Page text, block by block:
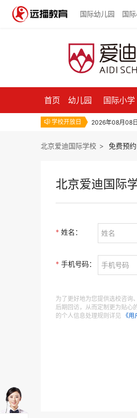
国际幼儿园 国
首页 幼儿园 国际小学
 学校开放日
2026年08月08
北京爱迪国际学校 > 免费预约
北京爱迪国际
* 姓名：
* 手机号码：
为了更好地为您提供选校咨询
后期回访，从而定制更为贴心
的个人信息处理规则详见
《